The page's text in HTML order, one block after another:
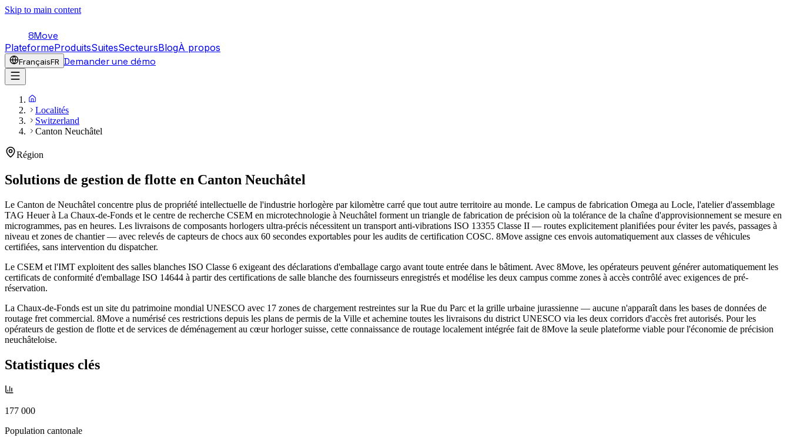
Skip to main content
8Move
PlateformeProduitsSuitesSecteursBlogÀ propos
FrançaisFR Demander une démo
Localités
Switzerland
Canton Neuchâtel
Région
Solutions de gestion de flotte en Canton Neuchâtel
Le Canton de Neuchâtel concentre plus de propriété intellectuelle de l'industrie horlogère par kilomètre carré que tout autre territoire au monde. Le campus de fabrication Omega au Locle, l'atelier d'assemblage
TAG Heuer à La Chaux-de-Fonds et le centre de recherche CSEM en microtechnologie à Neuchâtel forment un triangle de fabrication de précision où la tolérance de la chaîne d'approvisionnement se mesure en
microgrammes, pas en heures. Les livraisons de composants horlogers ultra-précis nécessitent un transport anti-vibrations ISO 13355 Classe II — routes explicitement planifiées pour éviter les pavés, passages à
niveau et zones de chantier — avec relevés de capteurs de chocs aux 60 secondes exportables pour les audits de certification COSC. 8Move assigne ces envois automatiquement aux classes de véhicules
certifiées, sans intervention du dispatcher.
Le CSEM et l'IMT exploitent des salles blanches ISO Classe 6 exigeant des déclarations d'emballage cargo avant toute entrée dans le bâtiment. Avec 8Move, les opérateurs peuvent générer automatiquement les
certificats de conformité d'emballage ISO 14644 à partir des certifications de salle blanche des fournisseurs enregistrés et modélise les deux campus comme zones à accès contrôlé avec exigences de pré-
réservation.
La Chaux-de-Fonds est un site du patrimoine mondial UNESCO avec 17 zones de chargement restreintes sur la Rue du Parc et la grille urbaine jurassienne — aucune n'apparaît dans les bases de données de
routage fret commercial. 8Move a numérisé ces restrictions depuis les plans de permis de la Ville et achemine toutes les livraisons du district UNESCO via les deux corridors d'accès fret autorisés. Pour les
opérateurs de gestion de flotte et de services de déménagement au cœur horloger suisse, cette connaissance de routage localement intégrée fait de 8Move la seule plateforme viable pour l'économie de précision
neuchâteloise.
Statistiques clés
177 000
Population cantonale